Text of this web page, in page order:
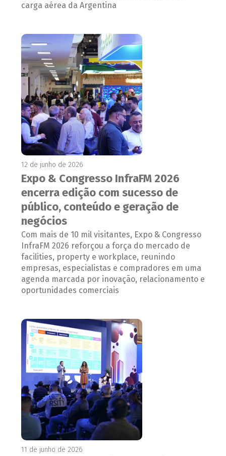
carga aérea da Argentina
12 de junho de 2026
Expo & Congresso InfraFM 2026
encerra edição com sucesso de
público, conteúdo e geração de
negócios
Com mais de 10 mil visitantes, Expo & Congresso
InfraFM 2026 reforçou a força do mercado de
facilities, property e workplace, reunindo
empresas, especialistas e compradores em uma
agenda marcada por inovação, relacionamento e
oportunidades comerciais
11 de junho de 2026